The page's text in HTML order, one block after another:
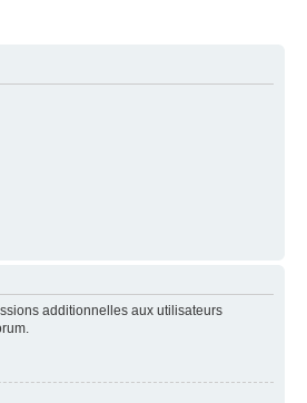
additionnelles aux utilisateurs